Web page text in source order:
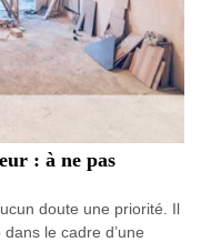
: à ne pas
doute une priorité. Il
le cadre d’une